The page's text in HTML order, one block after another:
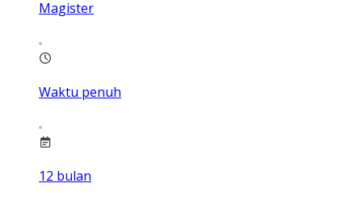
Magister
Waktu penuh
12 bulan